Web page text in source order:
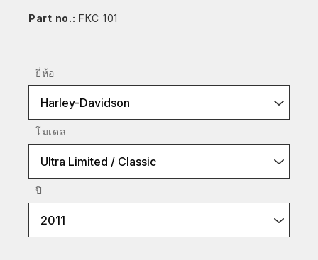
Part no.: FKC 101
ยี่ห้อ
Harley-Davidson
โมเดล
Ultra Limited / Classic
ปี
2011